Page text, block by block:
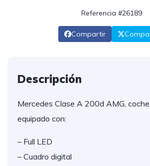
Referencia #26189
Compartir
Descripción
Mercedes Clase A 200d AMG,
equipado con:
– Full LED
– Cuadro digital